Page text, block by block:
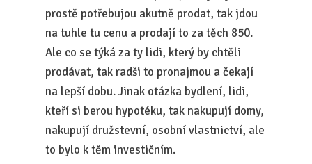
prostě potřebujou akutně prodat, tak jdou
na tuhle tu cenu a prodají to za těch 850.
Ale co se týká za ty lidi, který by chtěli
prodávat, tak radši to pronajmou a čekají
na lepší dobu. Jinak otázka bydlení, lidi,
kteří si berou hypotéku, tak nakupují domy,
nakupují družstevní, osobní vlastnictví, ale
to bylo k těm investičním.